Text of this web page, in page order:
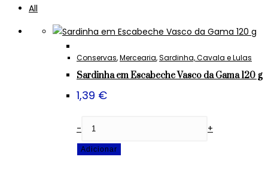
All
Conservas,Mercearia,Sardinha, Cavala e Lulas
Sardinha em Escabeche Vasco da Gama 120 g
1,39 €
Quantidade
Sardinha
- +
Adicionar